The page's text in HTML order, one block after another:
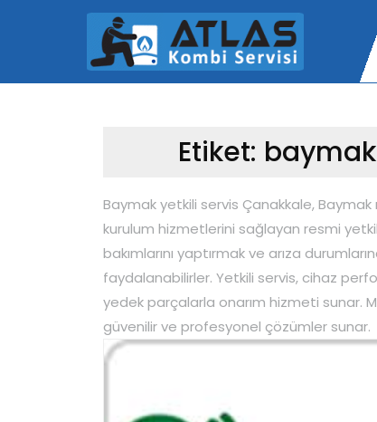
Etiket:
Baymak yetkili servis Çanakkale,
kurulum hizmetlerini sağlayan resmi yetkili
bakımlarını yaptırmak ve arıza
faydalanabilirler. Yetkili servis, cihaz
yedek parçalarla onarım hizmeti sunar.
güvenilir ve profesyonel çözümler sunar.